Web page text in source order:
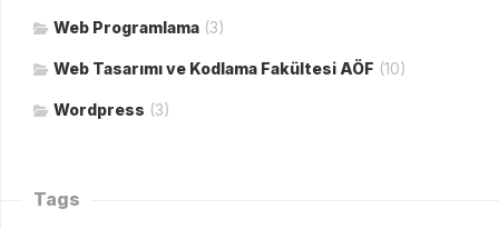
Web Programlama (3)
Web Tasarımı ve Kodlama Fakültesi AÖF (10)
Wordpress (3)
Tags